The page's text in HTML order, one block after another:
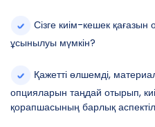
Сізге киім-кешек
ұсынылуы мүмкін?
Қажетті өлшемді,
опцияларын таңдай отырып,
қорапшасының барлық